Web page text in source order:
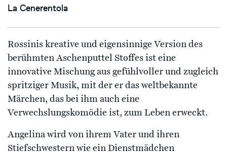
La Cenerentola
Rossinis kreative und eigensinnige Version des
berühmten Aschenputtel Stoffes ist eine
innovative Mischung aus gefühlvoller und zugleich
spritziger Musik, mit der er das weltbekannte
Märchen, das bei ihm auch eine
Verwechslungskomödie ist, zum Leben erweckt.
Angelina wird von ihrem Vater und ihren
Stiefschwestern wie ein Dienstmädchen